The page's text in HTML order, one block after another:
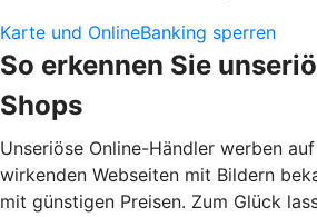
Karte und OnlineBanking sperren
So erkennen Sie
Shops
Unseriöse Online-Händler werben
wirkenden Webseiten mit Bildern
mit günstigen Preisen. Zum Glück